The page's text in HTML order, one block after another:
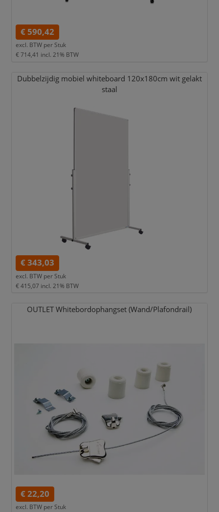
€ 590,42
excl. BTW per Stuk
€ 714,41 incl. 21% BTW
Dubbelzijdig mobiel whiteboard 120x180cm wit gelakt
staal
€ 343,03
excl. BTW per Stuk
€ 415,07 incl. 21% BTW
OUTLET Whitebordophangset (Wand/Plafondrail)
€ 22,20
excl. BTW per Stuk